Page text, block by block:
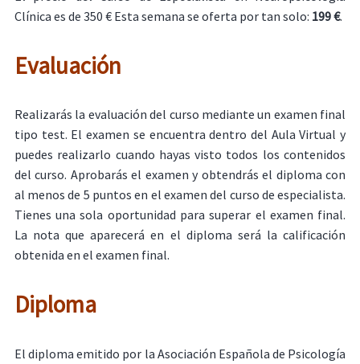
Clínica es de 350 € Esta semana se oferta por tan solo: 199 €.
Evaluación
Realizarás la evaluación del curso mediante un examen final
tipo test. El examen se encuentra dentro del Aula Virtual y
puedes realizarlo cuando hayas visto todos los contenidos
del curso. Aprobarás el examen y obtendrás el diploma con
al menos de 5 puntos en el examen del curso de especialista.
Tienes una sola oportunidad para superar el examen final.
La nota que aparecerá en el diploma será la calificación
obtenida en el examen final.
Diploma
El diploma emitido por la Asociación Española de Psicología